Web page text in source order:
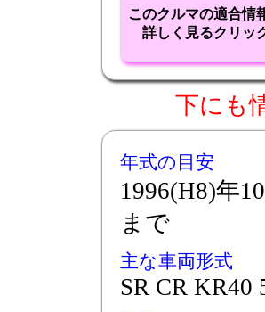
このクルマの適合情
詳しく見るクリッ
下にも
年式の目安
1996(H8)年
まで
主な車両形式
SR CR KR40